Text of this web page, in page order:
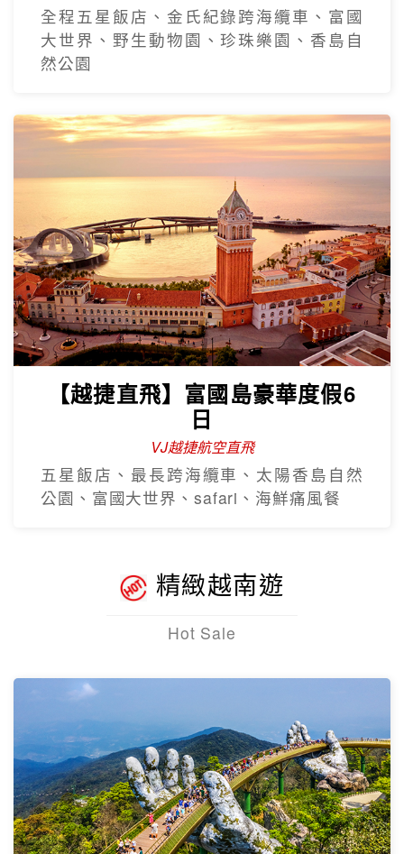
全程五星飯店、金氏紀錄跨海纜車、富國
大世界、野生動物園、珍珠樂園、香島自
然公園
【越捷直飛】富國島豪華度假6
日
VJ越捷航空直飛
五星飯店、最長跨海纜車、太陽香島自然
公園、富國大世界、safari、海鮮痛風餐
精緻越南遊
Hot Sale